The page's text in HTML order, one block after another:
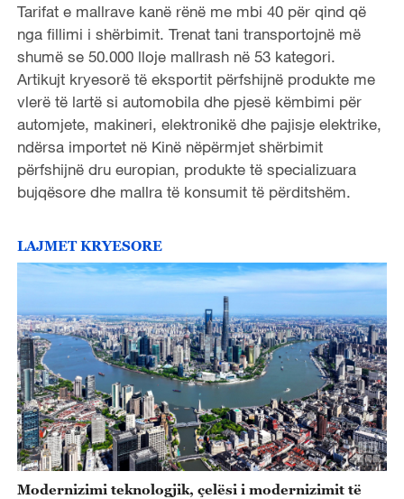
Tarifat e mallrave kanë rënë me mbi 40 për qind që
nga fillimi i shërbimit. Trenat tani transportojnë më
shumë se 50.000 lloje mallrash në 53 kategori.
Artikujt kryesorë të eksportit përfshijnë produkte me
vlerë të lartë si automobila dhe pjesë këmbimi për
automjete, makineri, elektronikë dhe pajisje elektrike,
ndërsa importet në Kinë nëpërmjet shërbimit
përfshijnë dru europian, produkte të specializuara
bujqësore dhe mallra të konsumit të përditshëm.
LAJMET KRYESORE
Modernizimi teknologjik, çelësi i modernizimit të